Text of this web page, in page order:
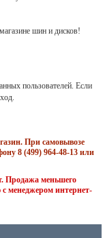
шин и дисков!
пользователей. Если
При самовывозе
8 (499) 964-48-13 или
Продажа меньшего
с менеджером интернет-